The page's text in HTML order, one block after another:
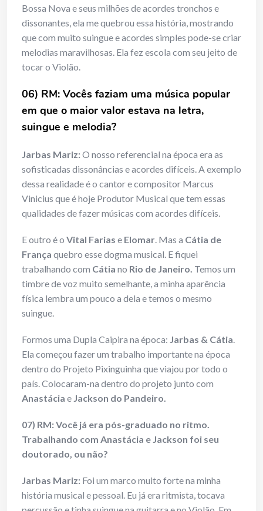
Bossa Nova e seus milhões de acordes tronchos e
dissonantes, ela me quebrou essa história, mostrando
que com muito suingue e acordes simples pode-se criar
melodias maravilhosas. Ela fez escola com seu jeito de
tocar o Violão.
06) RM: Vocês faziam uma música popular
em que o maior valor estava na letra,
suingue e melodia?
Jarbas Mariz:O nosso referencial na época era as
sofisticadas dissonâncias e acordes difíceis. A exemplo
dessa realidade é o cantor e compositor Marcus
Vinicius que é hoje Produtor Musical que tem essas
qualidades de fazer músicas com acordes difíceis.
E outro é o Vital Farias e Elomar. Mas a Cátia de
França quebro esse dogma musical. E fiquei
trabalhando com Cátia no Rio de Janeiro. Temos um
timbre de voz muito semelhante, a minha aparência
física lembra um pouco a dela e temos o mesmo
suingue.
Formos uma Dupla Caipira na época: Jarbas & Cátia.
Ela começou fazer um trabalho importante na época
dentro do Projeto Pixinguinha que viajou por todo o
país. Colocaram-na dentro do projeto junto com
Anastácia e Jackson do Pandeiro.
07) RM: Você já era pós-graduado no ritmo.
Trabalhando com Anastácia e Jackson foi seu
doutorado, ou não?
Jarbas Mariz: Foi um marco muito forte na minha
história musical e pessoal. Eu já era ritmista, tocava